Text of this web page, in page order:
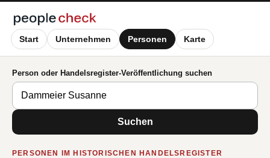
Start Unternehmen Personen Karte
Person oder Handelsregister-Veröffentlichung suchen
Suchen
PERSONEN IM HISTORISCHEN HANDELSREGISTER